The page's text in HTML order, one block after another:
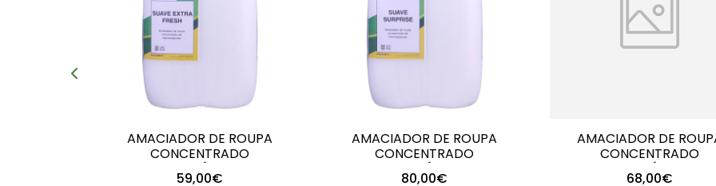
AMACIADOR DE ROUPA
CONCENTRADO
MICROCÁPSULA..
59,00€
AMACIADOR DE ROUPA
CONCENTRADO
MICROCÁPSULA..
80,00€
AMACIADOR DE
CONCENTRADO
MICROCÁPSULA..
68,00€